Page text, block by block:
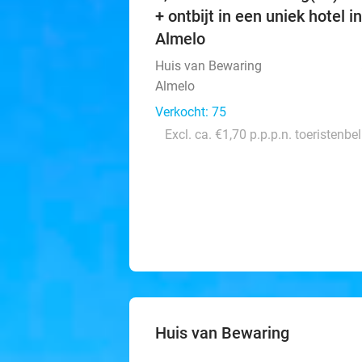
+ ontbijt in een uniek hotel in
Almelo
Huis van Bewaring
Almelo
Verkocht: 75
Excl. ca. €1,70 p.p.p.n.
Huis van Bewaring